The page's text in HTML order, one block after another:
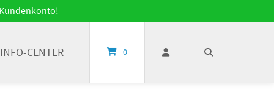
Kundenkonto!
INFO-CENTER 0